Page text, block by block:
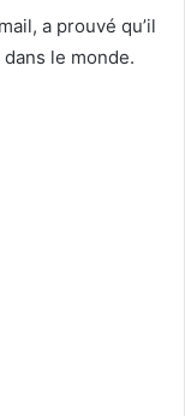
a prouvé qu’il
le monde.